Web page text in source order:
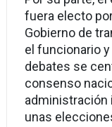
fuera electo
Gobierno de
el funcionario
debates se
consenso
administración
unas